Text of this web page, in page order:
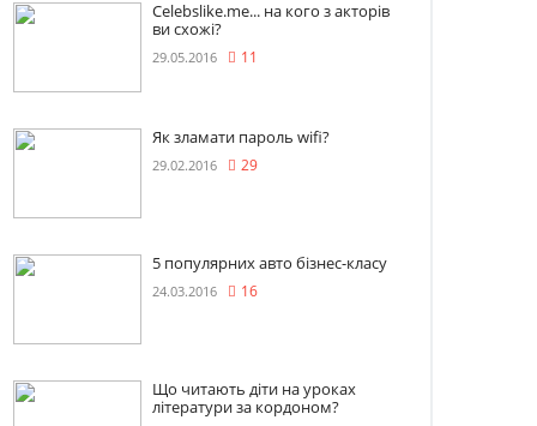
Celebslike.me... на кого з акторів
ви схожі?
29.05.2016 11
Як зламати пароль wifi?
29.02.2016 29
5 популярних авто бізнес-класу
24.03.2016 16
Що читають діти на уроках
літератури за кордоном?